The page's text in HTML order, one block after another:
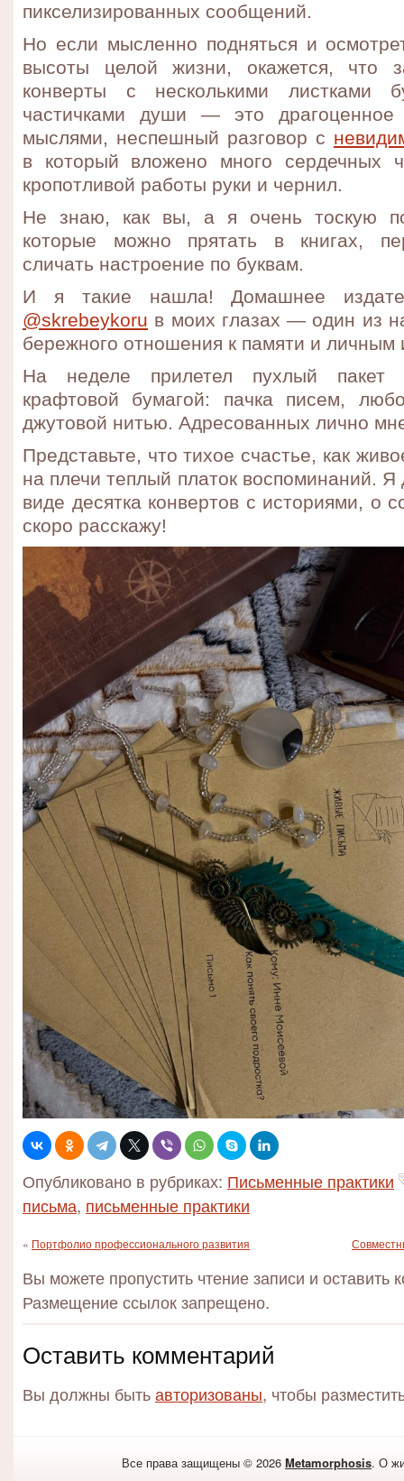
пикселизированных сообщений.
Но если мысленно подняться и
высоты целой жизни, окажется, что
конверты с несколькими листками
частичками души — это
мыслями, неспешный разговор с
в который вложено много сердечных
кропотливой работы руки и чернил.
Не знаю, как вы, а я очень тоскую
которые можно прятать в книгах,
сличать настроение по буквам.
И я такие нашла! Домашнее
@skrebeykoru в моих глазах — один из
бережного отношения к памяти и личным
На неделе прилетел пухлый пакет
крафтовой бумагой: пачка писем,
джутовой нитью. Адресованных лично
Представьте, что тихое счастье, как
на плечи теплый платок воспоминаний. Я
виде десятка конвертов с историями, о
скоро расскажу!
Опубликовано в рубриках: Письменные практики
письма, письменные практики
« Портфолио профессионального развития
Вы можете пропустить чтение записи и оставить
Размещение ссылок запрещено.
Оставить комментарий
Вы должны бытьавторизованы, чтобы
Все права защищены © 2026 Metamorphosis. О